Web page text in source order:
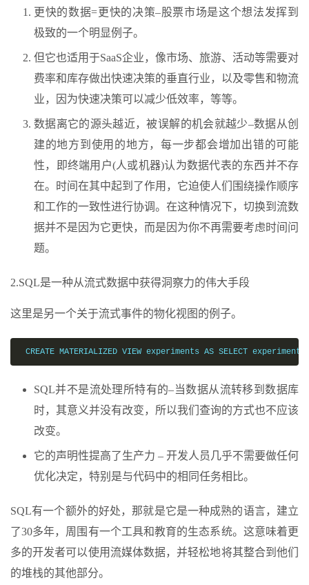
更快的数据=更快的决策–股票市场是这个想法发挥到
极致的一个明显例子。
但它也适用于SaaS企业，像市场、旅游、活动等需要对
费率和库存做出快速决策的垂直行业，以及零售和物流
业，因为快速决策可以减少低效率，等等。
数据离它的源头越近，被误解的机会就越少–数据从创
建的地方到使用的地方，每一步都会增加出错的可能
性，即终端用户(人或机器)认为数据代表的东西并不存
在。时间在其中起到了作用，它迫使人们围绕操作顺序
和工作的一致性进行协调。在这种情况下，切换到流数
据并不是因为它更快，而是因为你不再需要考虑时间问
题。
2.SQL是一种从流式数据中获得洞察力的伟大手段
这里是另一个关于流式事件的物化视图的例子。
CREATE MATERIALIZED VIEW experiments AS SELECT
SQL并不是流处理所特有的–当数据从流转移到数据库
时，其意义并没有改变，所以我们查询的方式也不应该
改变。
它的声明性提高了生产力 – 开发人员几乎不需要做任何
优化决定，特别是与代码中的相同任务相比。
SQL有一个额外的好处，那就是它是一种成熟的语言，建立
了30多年，周围有一个工具和教育的生态系统。这意味着更
多的开发者可以使用流媒体数据，并轻松地将其整合到他们
的堆栈的其他部分。